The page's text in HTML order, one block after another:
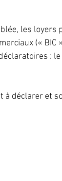
les loyers
(« BIC
:
déclarer et